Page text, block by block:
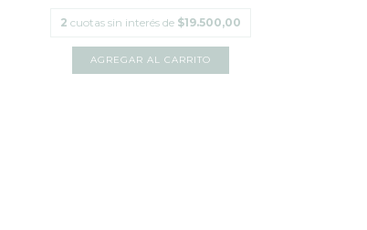
2 cuotas sin interés de $19.500,00
AGREGAR AL CARRITO